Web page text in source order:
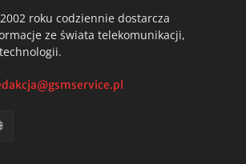
roku codziennie dostarcza
ze świata telekomunikacji,